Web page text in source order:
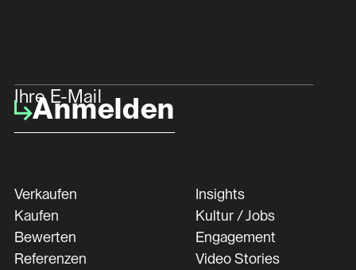
Ihre E-Mail
Anmelden
Verkaufen
Kaufen
Bewerten
Referenzen
Insights
Kultur / Jobs
Engagement
Video Stories